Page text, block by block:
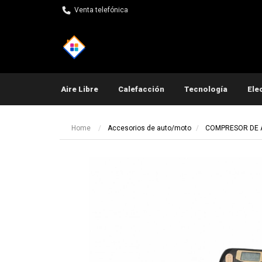
Venta telefónica
Aire Libre Calefacción Tecnología
Home Accesorios de auto/moto COMPRESOR DE